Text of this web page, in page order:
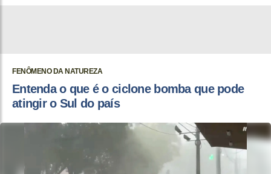
FENÔMENO DA NATUREZA
Entenda o que é o ciclone bomba que pode
atingir o Sul do país